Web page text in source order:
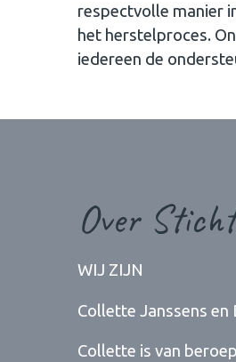
respectvolle manier
het herstelproces.
iedereen de
Over
WIJ ZIJN
Collette Janssens
Collette is van